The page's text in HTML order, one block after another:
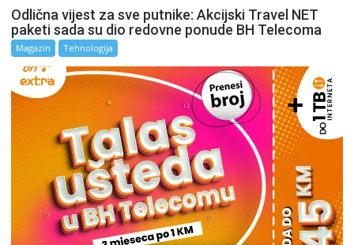
Odlična vijest za sve putnike: Akcijski Travel NET
paketi sada su dio redovne ponude BH Telecoma
Magazin Tehnologija